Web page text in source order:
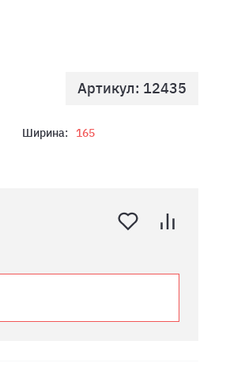
Артикул: 12435
Ширина:
165